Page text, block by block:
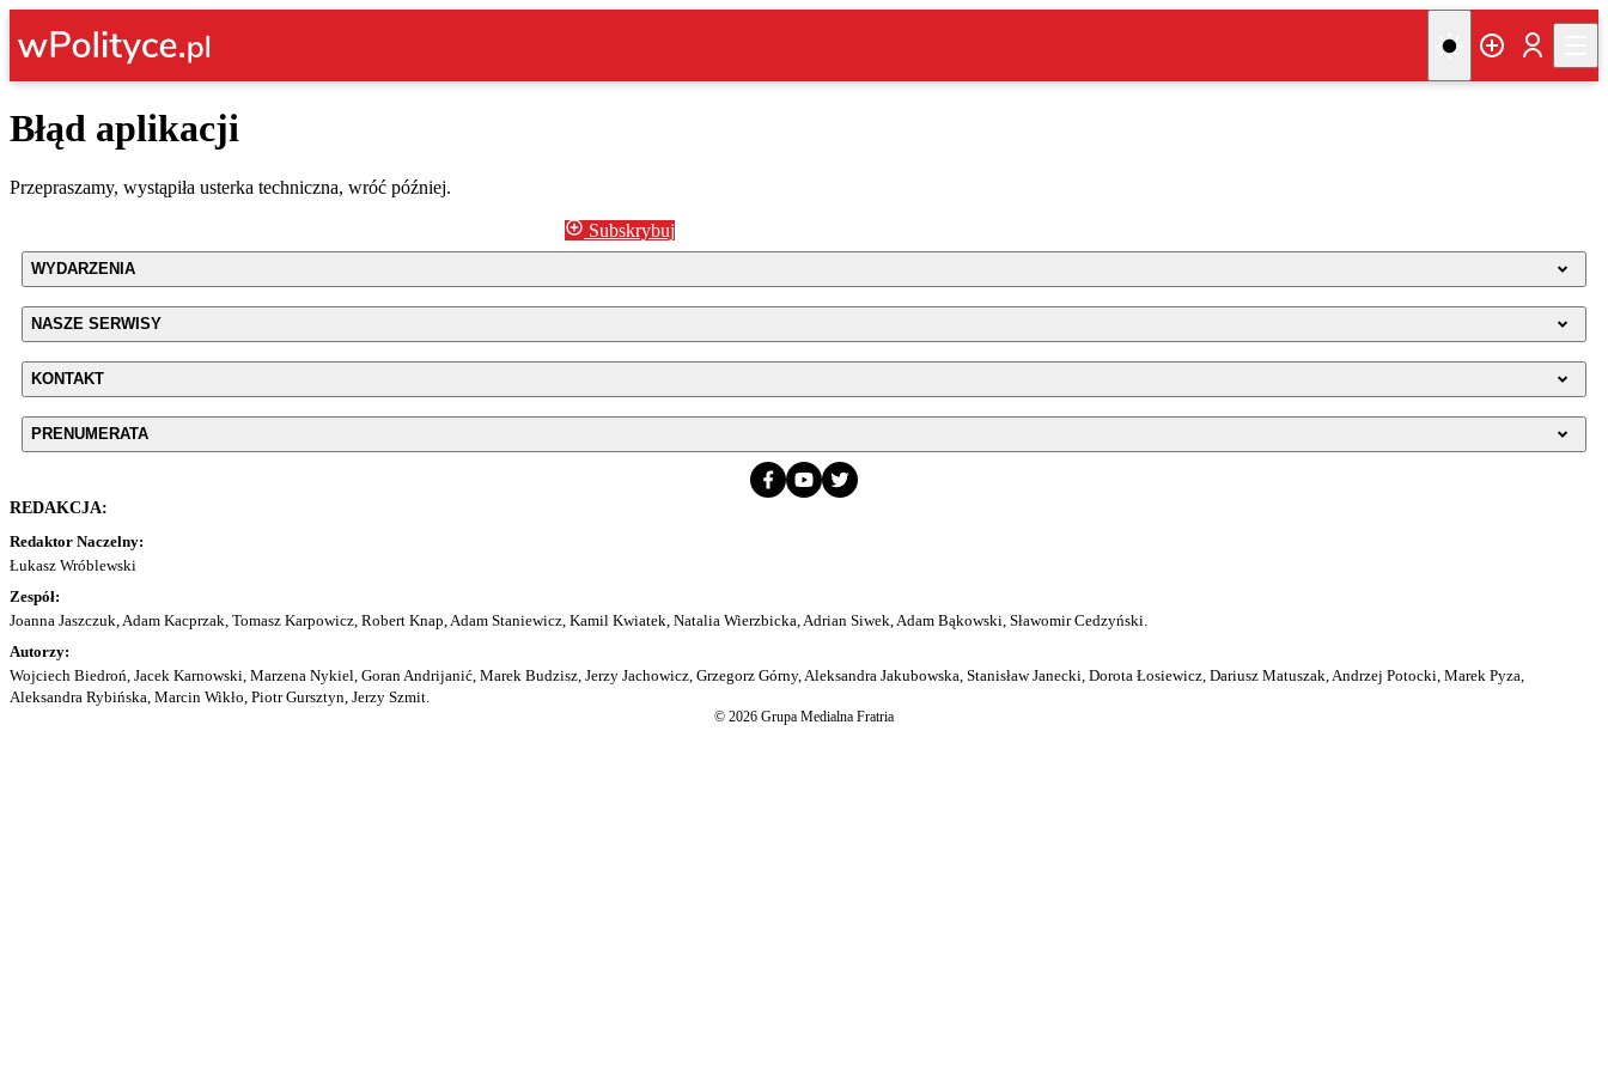
Błąd aplikacji
Przepraszamy, wystąpiła usterka techniczna, wróć później.
Subskrybuj
WYDARZENIA
NASZE SERWISY
KONTAKT
PRENUMERATA
REDAKCJA:
Redaktor Naczelny:
Łukasz Wróblewski
Zespół:
Joanna Jaszczuk, Adam Kacprzak, Tomasz Karpowicz, Robert Knap, Adam Staniewicz, Kamil Kwiatek, Natalia Wierzbicka, Adrian Siwek, Adam Bąkowski, Sławomir Cedzyński.
Autorzy:
Wojciech Biedroń, Jacek Karnowski, Marzena Nykiel, Goran Andrijanić, Marek Budzisz, Jerzy Jachowicz, Grzegorz Górny, Aleksandra Jakubowska, Stanisław Janecki, Dorota Łosiewicz, Dariusz Matuszak, Andrzej Potocki, Marek Pyza,
Aleksandra Rybińska, Marcin Wikło, Piotr Gursztyn, Jerzy Szmit.
© 2026 Grupa Medialna Fratria